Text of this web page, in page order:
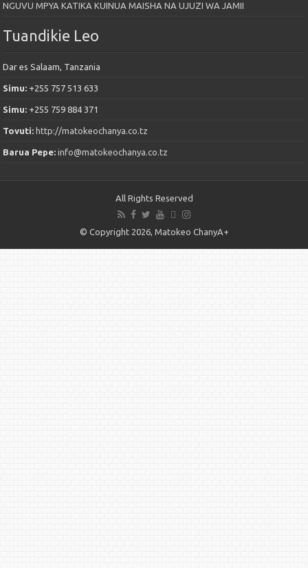
NGUVU MPYA KATIKA KUINUA MAISHA NA UJUZI WA JAMII
Tuandikie Leo
Dar es Salaam, Tanzania
Simu: +255 757 513 633
Simu: +255 759 884 371
Tovuti: http://matokeochanya.co.tz
Barua Pepe:info@matokeochanya.co.tz
All Rights Reserved
© Copyright 2026, Matokeo ChanyA+